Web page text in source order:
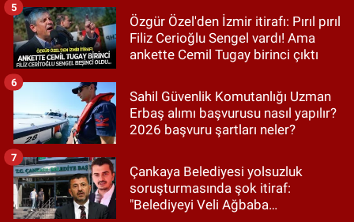
Özgür Özel'den İzmir itirafı: Pırıl pırıl
Filiz Cerioğlu Sengel vardı! Ama
ankette Cemil Tugay birinci çıktı
5
Sahil Güvenlik Komutanlığı Uzman
Erbaş alımı başvurusu nasıl yapılır?
2026 başvuru şartları neler?
6
Çankaya Belediyesi yolsuzluk
soruşturmasında şok itiraf:
"Belediyeyi Veli Ağbaba
7